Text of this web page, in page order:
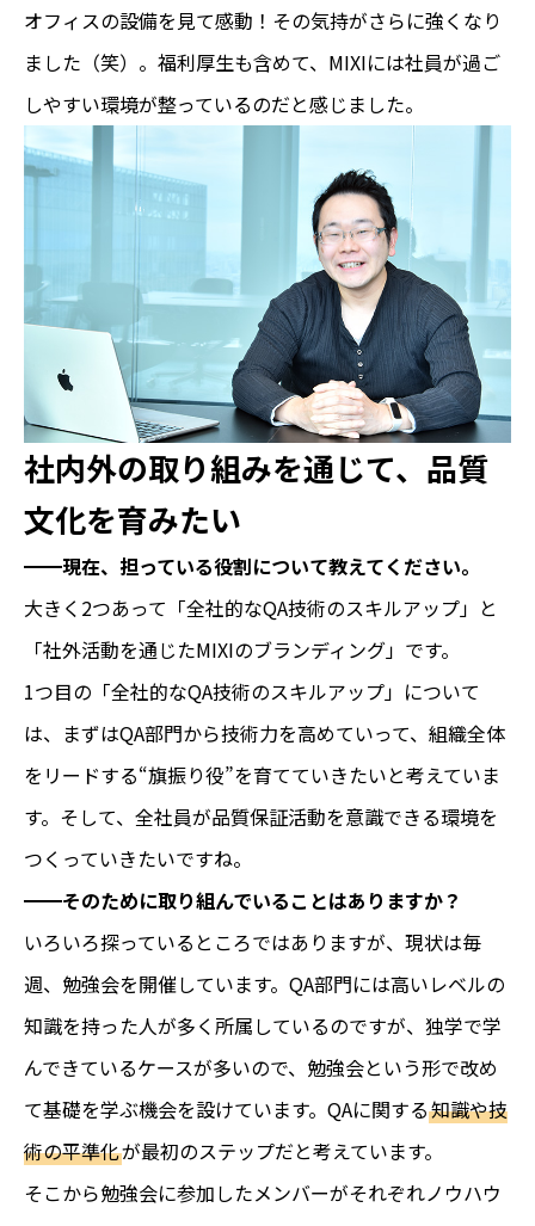
オフィスの設備を見て感動！その気持がさらに強くなり
ました（笑）。福利厚生も含めて、MIXIには社員が過ご
しやすい環境が整っているのだと感じました。
社内外の取り組みを通じて、品質
文化を育みたい
━━現在、担っている役割について教えてください。
大きく2つあって「全社的なQA技術のスキルアップ」と
「社外活動を通じたMIXIのブランディング」です。
1つ目の「全社的なQA技術のスキルアップ」について
は、まずはQA部門から技術力を高めていって、組織全体
をリードする“旗振り役”を育てていきたいと考えていま
す。そして、全社員が品質保証活動を意識できる環境を
つくっていきたいですね。
━━そのために取り組んでいることはありますか？
いろいろ探っているところではありますが、現状は毎
週、勉強会を開催しています。QA部門には高いレベルの
知識を持った人が多く所属しているのですが、独学で学
んできているケースが多いので、勉強会という形で改め
て基礎を学ぶ機会を設けています。QAに関する知識や技
術の平準化が最初のステップだと考えています。
そこから勉強会に参加したメンバーがそれぞれノウハウ